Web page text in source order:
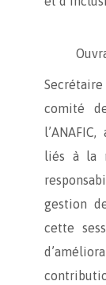
comité
liés à la
gestion
cette